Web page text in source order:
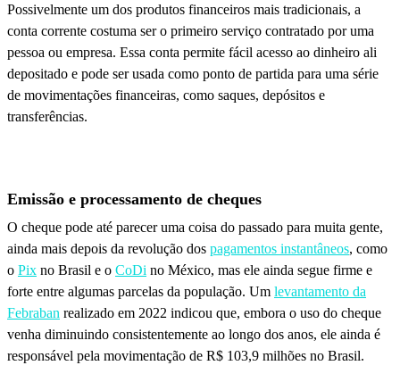
Possivelmente um dos produtos financeiros mais tradicionais, a
conta corrente costuma ser o primeiro serviço contratado por uma
pessoa ou empresa. Essa conta permite fácil acesso ao dinheiro ali
depositado e pode ser usada como ponto de partida para uma série
de movimentações financeiras, como saques, depósitos e
transferências.
Emissão e processamento de cheques
O cheque pode até parecer uma coisa do passado para muita gente,
ainda mais depois da revolução dos pagamentos instantâneos, como
o Pix no Brasil e o CoDi no México, mas ele ainda segue firme e
forte entre algumas parcelas da população. Um levantamento da
Febraban realizado em 2022 indicou que, embora o uso do cheque
venha diminuindo consistentemente ao longo dos anos, ele ainda é
responsável pela movimentação de R$ 103,9 milhões no Brasil.